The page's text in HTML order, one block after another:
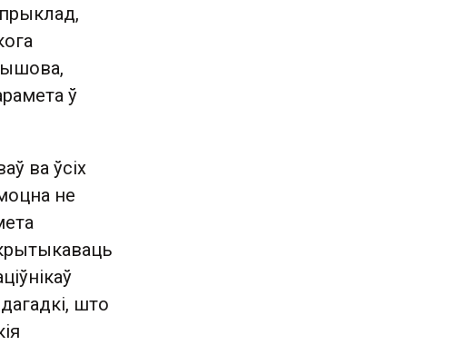
ў
ва ўсіх
не
што